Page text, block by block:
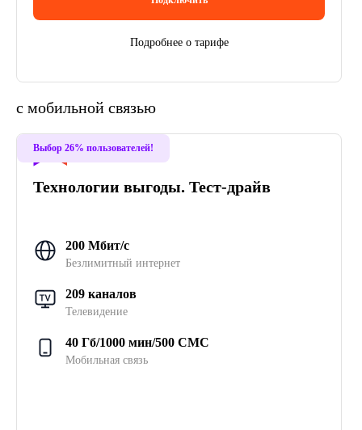
Подробнее о тарифе
с мобильной связью
Хит
Выбор 26% пользователей!
Технологии выгоды. Тест-драйв
200 Мбит/с
Безлимитный интернет
209 каналов
Телевидение
40 Гб/1000 мин/500 СМС
Мобильная связь